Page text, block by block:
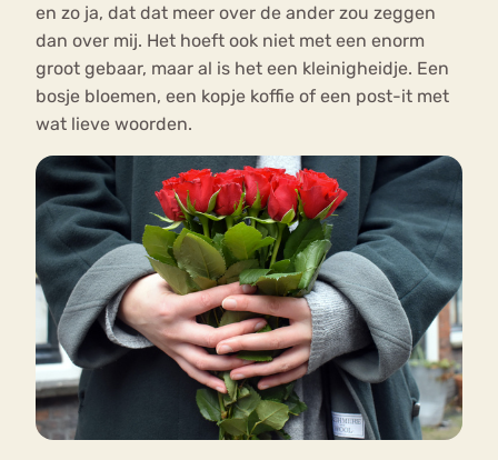
en zo ja, dat dat meer over de ander zou zeggen
dan over mij. Het hoeft ook niet met een enorm
groot gebaar, maar al is het een kleinigheidje. Een
bosje bloemen, een kopje koffie of een post-it met
wat lieve woorden.